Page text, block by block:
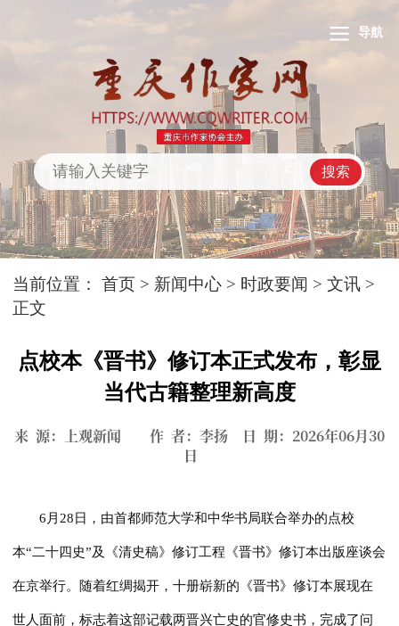
导航
搜索
当前位置：首页 > 新闻中心 > 时政要闻 >文讯 >
正文
点校本《晋书》修订本正式发布，彰显
当代古籍整理新高度
来 源：上观新闻 作 者：李扬 日 期：2026年06月30
日
6月28日，由首都师范大学和中华书局联合举办的点校
本“二十四史”及《清史稿》修订工程《晋书》修订本出版座谈会
在京举行。随着红绸揭开，十册崭新的《晋书》修订本展现在
世人面前，标志着这部记载两晋兴亡史的官修史书，完成了问